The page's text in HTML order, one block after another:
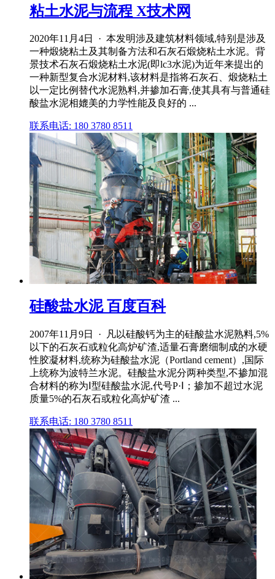
粘土水泥与流程 X技术网
2020年11月4日 · 本发明涉及建筑材料领域,特别是涉及
一种煅烧粘土及其制备方法和石灰石煅烧粘土水泥。背
景技术石灰石煅烧粘土水泥(即lc3水泥)为近年来提出的
一种新型复合水泥材料,该材料是指将石灰石、煅烧粘土
以一定比例替代水泥熟料,并掺加石膏,使其具有与普通硅
酸盐水泥相媲美的力学性能及良好的 ...
联系电话: 180 3780 8511
硅酸盐水泥 百度百科
2007年11月9日 · 凡以硅酸钙为主的硅酸盐水泥熟料,5%
以下的石灰石或粒化高炉矿渣,适量石膏磨细制成的水硬
性胶凝材料,统称为硅酸盐水泥（Portland cement）,国际
上统称为波特兰水泥。硅酸盐水泥分两种类型,不掺加混
合材料的称为Ⅰ型硅酸盐水泥,代号P·Ⅰ；掺加不超过水泥
质量5%的石灰石或粒化高炉矿渣 ...
联系电话: 180 3780 8511